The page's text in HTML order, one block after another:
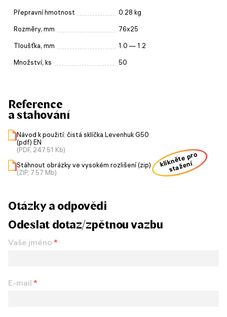
Přepravní hmotnost 0.28 kg
Rozměry, mm 76x25
Tloušťka, mm 1.0 — 1.2
Množství, ks 50
Reference
a stahování
Návod k použití: čistá sklíčka Levenhuk G50
(pdf) EN
(PDF, 247.51 Kb)
Stáhnout obrázky ve vysokém rozlišení (zip)
(ZIP, 7.57 Mb)
klikněte pro
stažení
Otázky a odpovědi
Odeslat dotaz/zpětnou vazbu
Vaše jméno *
E-mail *